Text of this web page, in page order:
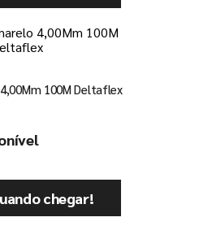
100M Deltaflex
chegar!